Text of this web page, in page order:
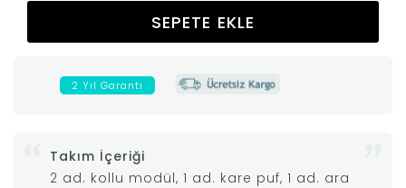
İdaş
SEPETE EKLE
2 Yıl Garanti
Takım İçeriği
2 ad. kollu modül, 1 ad. kare puf, 1 ad. ara